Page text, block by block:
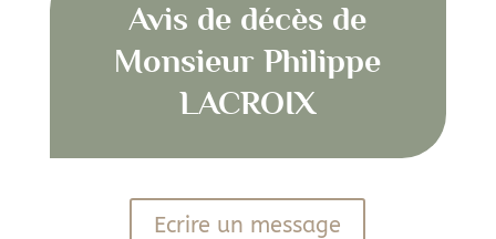
Avis de décès de
Monsieur Philippe
LACROIX
Ecrire un message